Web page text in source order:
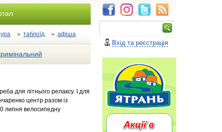
таблоїд афіша
для літнього релаксу. І для
центр разом із
липня велосипедну
Вхід та реєстрація